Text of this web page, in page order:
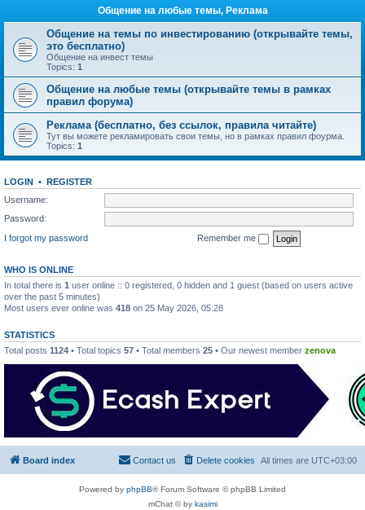
Общение на любые темы, Реклама
Общение на темы по инвестированию (открывайте темы,
это бесплатно)
Общение на инвест темы
Topics: 1
Общение на любые темы (открывайте темы в рамках
правил форума)
Реклама (бесплатно, без ссылок, правила читайте)
Тут вы можете рекламировать свои темы, но в рамках правил фоурма.
Topics: 1
LOGIN • REGISTER
Username:
Password:
I forgot my password
Remember me
WHO IS ONLINE
In total there is 1 user online :: 0 registered, 0 hidden and 1 guest (based on users active
over the past 5 minutes)
Most users ever online was 418 on 25 May 2026, 05:28
STATISTICS
Total posts 1124 • Total topics 57 • Total members 25 • Our newest member zenova
Board index All times are UTC+03:00
Delete cookies
Contact us
Powered by phpBB® Forum Software © phpBB Limited
mChat © by kasimi